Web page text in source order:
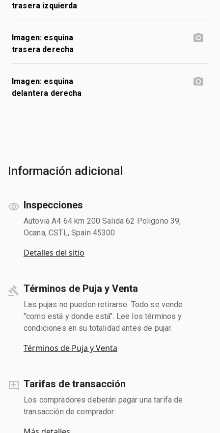
trasera izquierda
Imagen: esquina
trasera derecha
Imagen: esquina
delantera derecha
Información adicional
Inspecciones
Autovia A4 64 km 200 Salida 62 Poligono 39,
Ocana, CSTL, Spain 45300
Detalles del sitio
Términos de Puja y Venta
Las pujas no pueden retirarse. Todo se vende
"como está y donde está". Lee los términos y
condiciones en su totalidad antes de pujar.
Términos de Puja y Venta
Tarifas de transacción
Los compradores deberán pagar una tarifa de
transacción de comprador